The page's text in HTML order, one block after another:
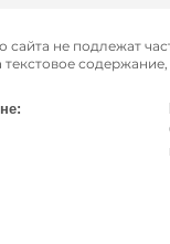
сайта не подлежат
текстовое